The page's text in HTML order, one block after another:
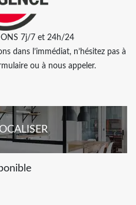
7j/7 et 24h/24
dans l’immédiat, n’hésitez pas à
ou à nous appeler.